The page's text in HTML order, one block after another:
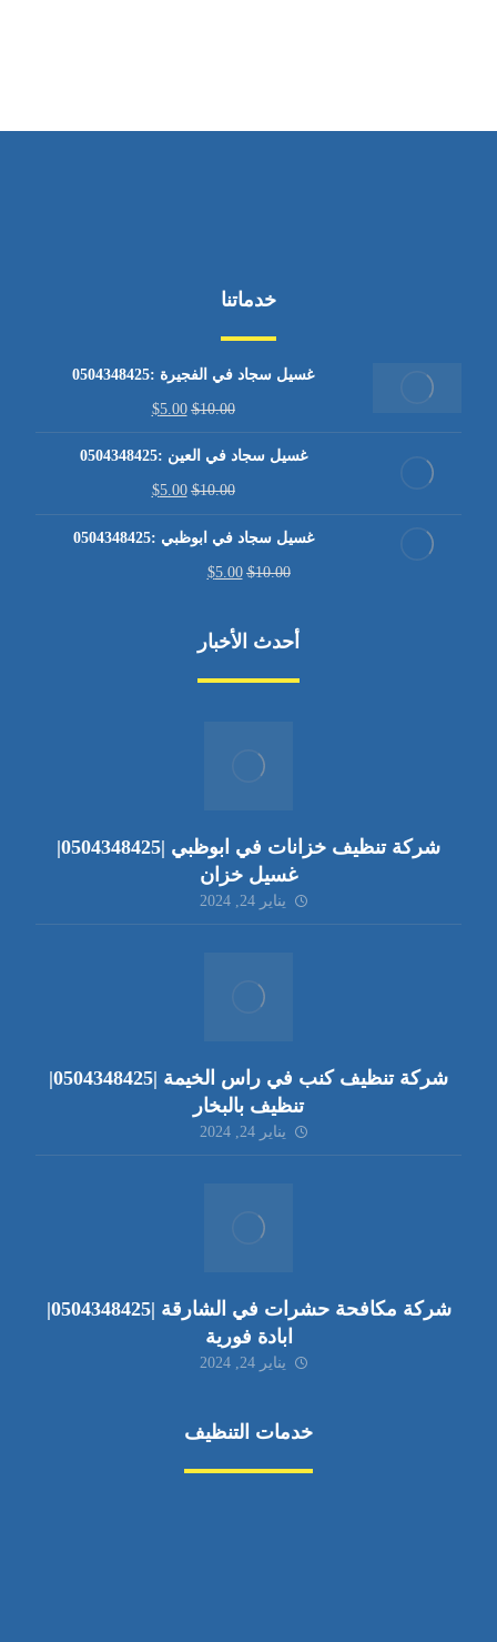
خدماتنا
غسيل سجاد في الفجيرة :0504348425
$10.00
$5.00
غسيل سجاد في العين :0504348425
$10.00
$5.00
غسيل سجاد في ابوظبي :0504348425
$10.00
$5.00
أحدث الأخبار
شركة تنظيف خزانات في ابوظبي |0504348425|
غسيل خزان
يناير 24, 2024
شركة تنظيف كنب في راس الخيمة |0504348425|
تنظيف بالبخار
يناير 24, 2024
شركة مكافحة حشرات في الشارقة |0504348425|
ابادة فورية
يناير 24, 2024
خدمات التنظيف